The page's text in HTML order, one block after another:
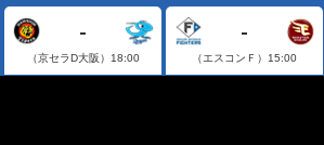
-
（京セラD大阪） 18:00
-
（エスコンＦ） 15:00